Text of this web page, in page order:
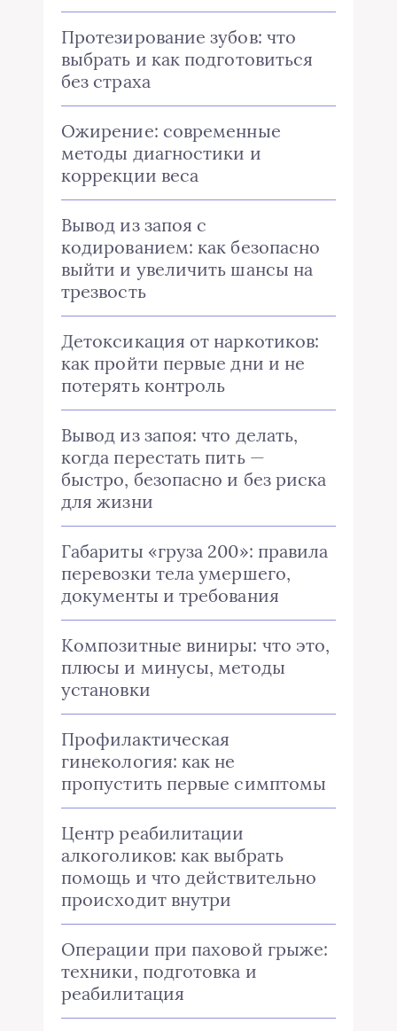
Протезирование зубов: что
выбрать и как подготовиться
без страха
Ожирение: современные
методы диагностики и
коррекции веса
Вывод из запоя с
кодированием: как безопасно
выйти и увеличить шансы на
трезвость
Детоксикация от наркотиков:
как пройти первые дни и не
потерять контроль
Вывод из запоя: что делать,
когда перестать пить —
быстро, безопасно и без риска
для жизни
Габариты «груза 200»: правила
перевозки тела умершего,
документы и требования
Композитные виниры: что это,
плюсы и минусы, методы
установки
Профилактическая
гинекология: как не
пропустить первые симптомы
Центр реабилитации
алкоголиков: как выбрать
помощь и что действительно
происходит внутри
Операции при паховой грыже:
техники, подготовка и
реабилитация